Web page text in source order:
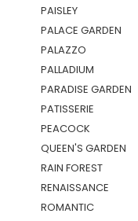
PAISLEY
PALACE GARDEN
PALAZZO
PALLADIUM
PARADISE GARDEN
PATISSERIE
PEACOCK
QUEEN'S GARDEN
RAIN FOREST
RENAISSANCE
ROMANTIC